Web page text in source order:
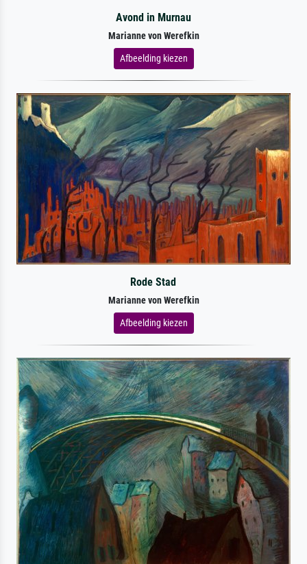
Avond in Murnau
Marianne von Werefkin
Afbeelding kiezen
Rode Stad
Marianne von Werefkin
Afbeelding kiezen